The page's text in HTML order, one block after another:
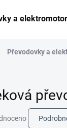
a
Převodovky a